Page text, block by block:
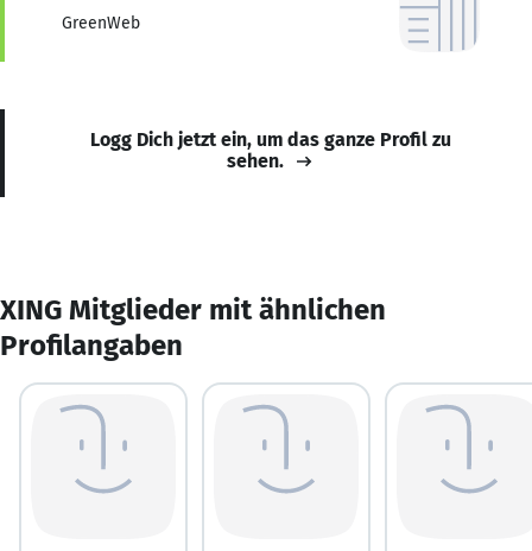
GreenWeb
Logg Dich jetzt ein, um das ganze Profil zu
sehen.
XING Mitglieder mit ähnlichen
Profilangaben